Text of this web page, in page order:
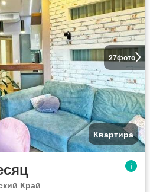
27фото
Квартира
Край